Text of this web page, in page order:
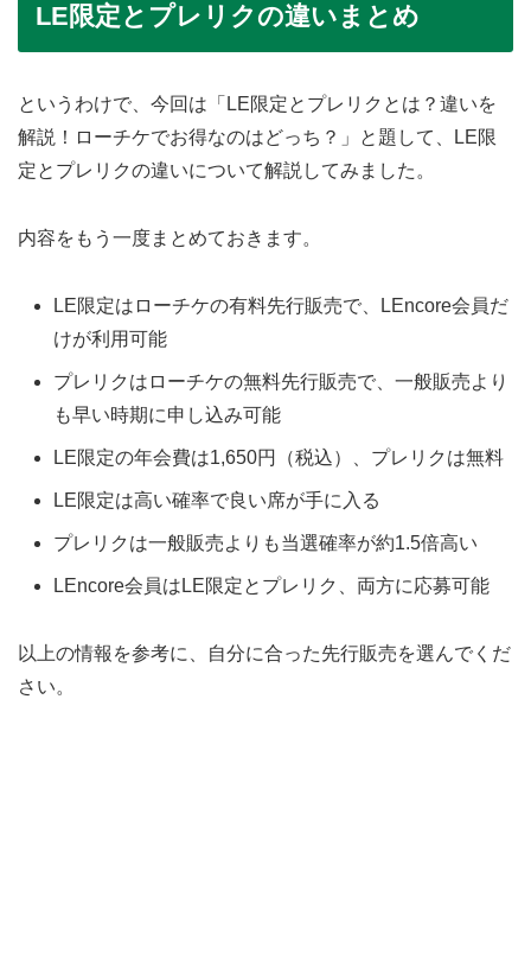
LE限定とプレリクの違いまとめ
というわけで、今回は「LE限定とプレリクとは？違いを
解説！ローチケでお得なのはどっち？」と題して、LE限
定とプレリクの違いについて解説してみました。
内容をもう一度まとめておきます。
LE限定はローチケの有料先行販売で、LEncore会員だ
けが利用可能
プレリクはローチケの無料先行販売で、一般販売より
も早い時期に申し込み可能
LE限定の年会費は1,650円（税込）、プレリクは無料
LE限定は高い確率で良い席が手に入る
プレリクは一般販売よりも当選確率が約1.5倍高い
LEncore会員はLE限定とプレリク、両方に応募可能
以上の情報を参考に、自分に合った先行販売を選んでくだ
さい。